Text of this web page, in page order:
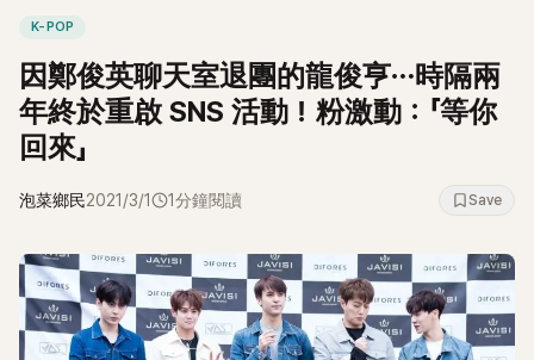
K-POP
因鄭俊英聊天室退團的龍俊亨⋯時隔兩
年終於重啟 SNS 活動！粉激動：「等你
回來」
泡菜鄉民2021/3/1 1分鐘閱讀 Save